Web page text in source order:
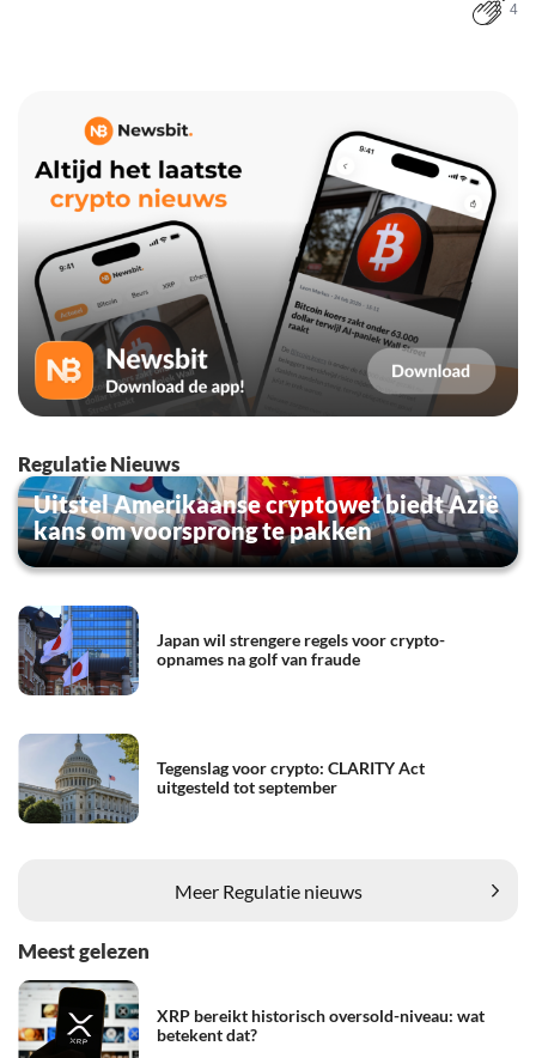
4
Regulatie Nieuws
Uitstel Amerikaanse cryptowet biedt Azië
kans om voorsprong te pakken
Japan wil strengere regels voor crypto-
opnames na golf van fraude
Tegenslag voor crypto: CLARITY Act
uitgesteld tot september
Meer Regulatie nieuws
Meest gelezen
XRP bereikt historisch oversold-niveau: wat
betekent dat?